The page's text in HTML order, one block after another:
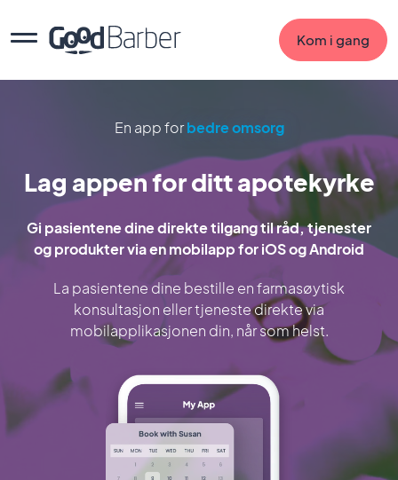
Kom i gang
En app forbedre omsorg
Lag appen for ditt apotekyrke
Gi pasientene dine direkte tilgang til råd, tjenester
og produkter via en mobilapp for iOS og Android
La pasientene dine bestille en farmasøytisk
konsultasjon eller tjeneste direkte via
mobilapplikasjonen din, når som helst.